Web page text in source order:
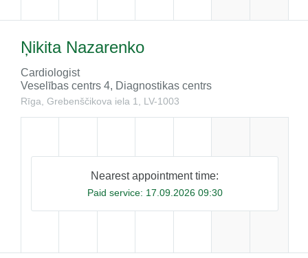
Ņikita Nazarenko
Cardiologist
Veselības centrs 4, Diagnostikas centrs
Rīga, Grebenščikova iela 1, LV-1003
Nearest appointment time:
Paid service: 17.09.2026 09:30